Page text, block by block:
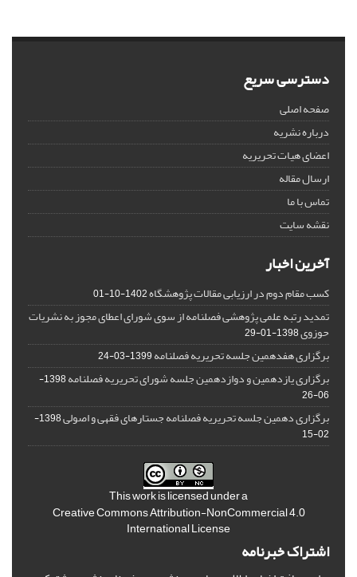
دسترسی سریع
صفحه اصلی
درباره نشریه
اعضای هیات تحریریه
ارسال مقاله
تماس با ما
نقشه سایت
آخرین اخبار
کسب مقام دوم در ارزیابی مقالات پژوهشگاه1402-10-01
تمدید رتبه علمی پژوهشی فصلنامه از سوی شورای اعطای مجوز به نشریات
حوزوی1398-01-29
برگزاری هفدهمین جلسه تحریریه فصلنامه1399-03-24
برگزاری یازدهمین و دوازدهمین جلسه شورای تحریریه فصلنامه
1398-
06-26
برگزاری دهمین جلسه تحریریه فصلنامه جستارهای فقهی و اصولی
1398-
02-15
This work is licensed under a
Creative Commons Attribution-NonCommercial 4.0
International License
اشتراک خبرنامه